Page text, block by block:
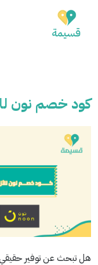
كود خصم نون
هل تبحث عن توفير